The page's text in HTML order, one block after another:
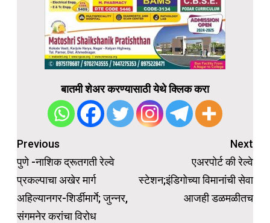
बातमी शेअर करण्यासाठी येथे क्लिक करा
Post
navigation
Previous
पुणे -नाशिक द्रूतगती रेल्वे
प्रकल्पाचा अखेर मार्ग
अहिल्यानगर-शिर्डीमार्गे; जुन्नर,
संगमनेर करांचा विरोध
Next
एअरपोर्ट की रेल्वे
स्टेशन;इंडिगोच्या विमानांची सेवा
आजही डळमळीतच